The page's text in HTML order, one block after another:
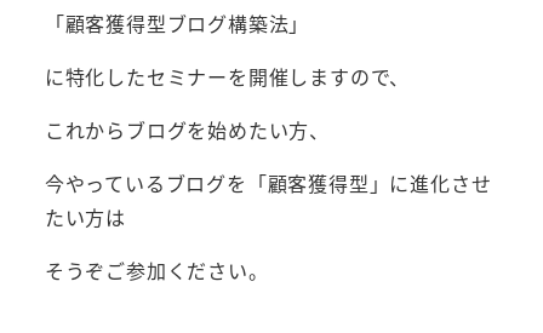
「顧客獲得型ブログ構築法」
に特化したセミナーを開催しますので、
これからブログを始めたい方、
今やっているブログを「顧客獲得型」に進化させ
たい方は
そうぞご参加ください。